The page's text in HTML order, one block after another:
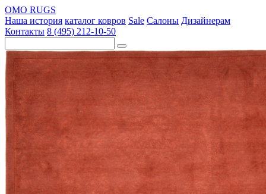
OMO RUGS
Наша история каталог ковров Sale Салоны Дизайнерам
Контакты 8 (495) 212-10-50